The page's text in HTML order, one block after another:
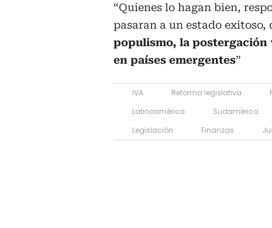
“Quienes lo hagan bien,
pasaran a un estado exitoso,
populismo, la postergación
en países emergentes”
IVA Reforma legislativa
Latinoamérica
Sudamérica
Legislación
Finanzas